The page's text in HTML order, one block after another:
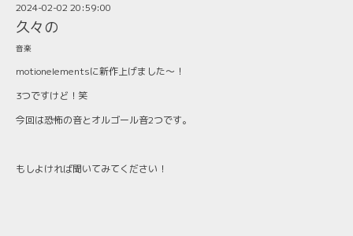
2024-02-02 20:59:00
久々の
音楽
motionelementsに新作上げました〜！
3つですけど！笑
今回は恐怖の音とオルゴール音2つです。
もしよければ聞いてみてください！